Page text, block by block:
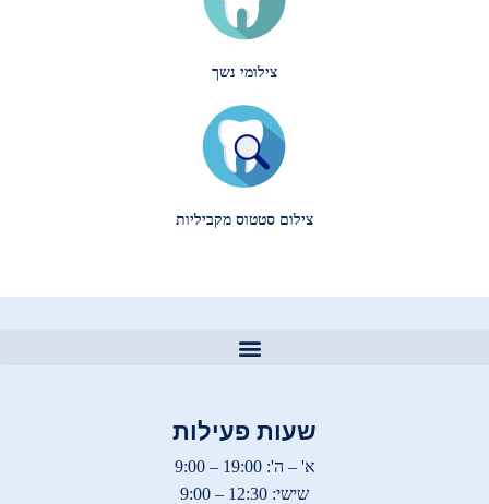
צילומי נשך
צילום סטטוס מקביליות
שעות פעילות
א' – ה': 19:00 – 9:00
שישי: 12:30 – 9:00